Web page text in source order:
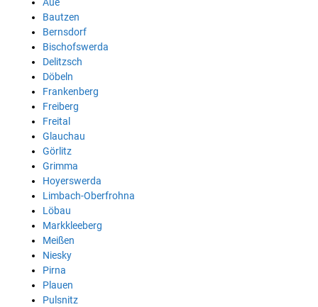
Aue
Bautzen
Bernsdorf
Bischofswerda
Delitzsch
Döbeln
Frankenberg
Freiberg
Freital
Glauchau
Görlitz
Grimma
Hoyerswerda
Limbach-Oberfrohna
Löbau
Markkleeberg
Meißen
Niesky
Pirna
Plauen
Pulsnitz